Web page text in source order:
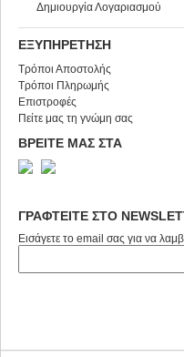
Δημιουργία Λογαριασμού
ΕΞΥΠΗΡΕΤΗΣΗ
Τρόποι Αποστολής
Τρόποι Πληρωμής
Επιστροφές
Πείτε μας τη γνώμη σας
ΒΡΕΙΤΕ ΜΑΣ ΣΤΑ
ΓΡΑΦΤΕΙΤΕ ΣΤΟ
Εισάγετε το email σας για να